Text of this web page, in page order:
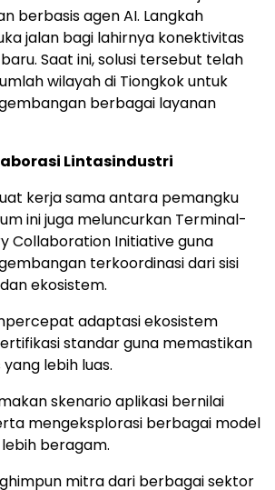
berbasis agen AI. Langkah
jalan bagi lahirnya konektivitas
Saat ini, solusi tersebut telah
wilayah di Tiongkok untuk
berbagai layanan
Lintasindustri
kerja sama antara pemangku
ini juga meluncurkan Terminal-
Collaboration Initiative guna
terkoordinasi dari sisi
ekosistem.
adaptasi ekosistem
standar guna memastikan
lebih luas.
skenario aplikasi bernilai
mengeksplorasi berbagai model
beragam.
mitra dari berbagai sektor